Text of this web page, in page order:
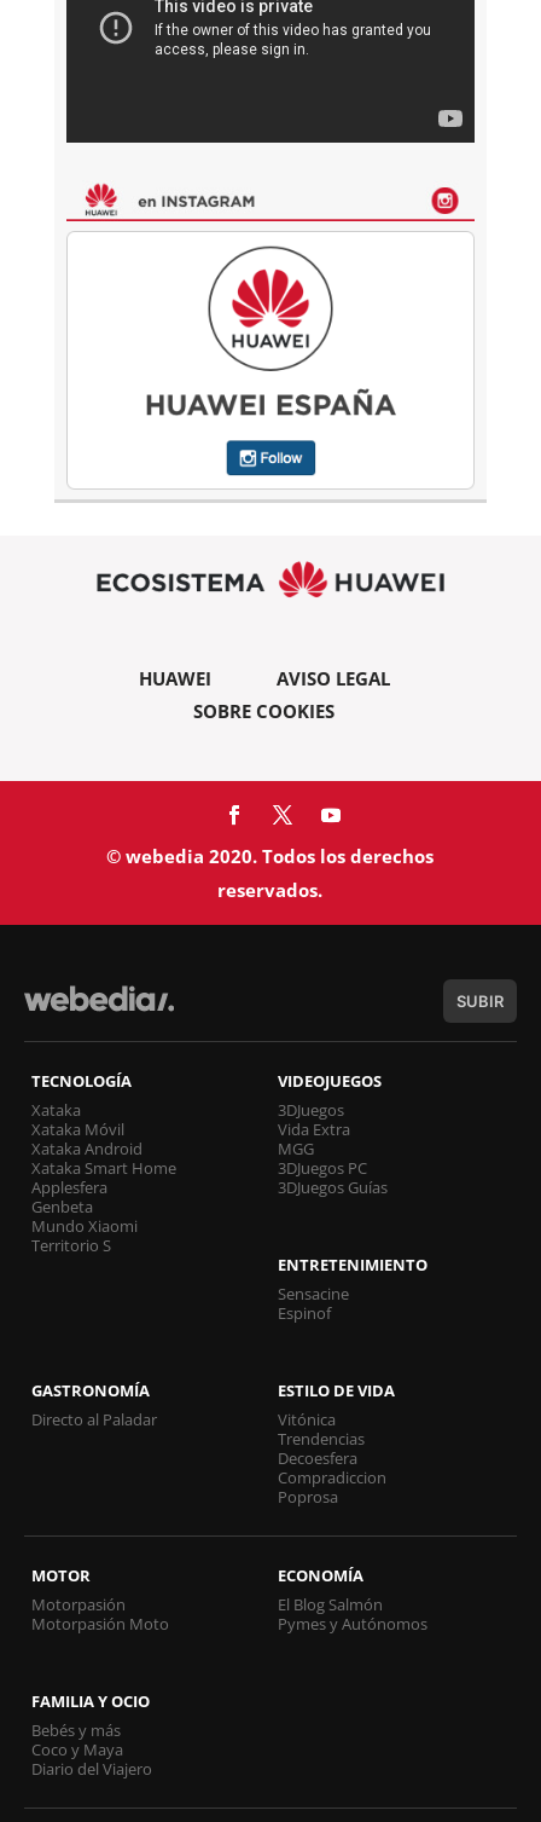
HUAWEI
AVISO LEGAL
SOBRE COOKIES
© webedia 2020. Todos los derechos
reservados.
SUBIR
TECNOLOGÍA
Xataka
Xataka Móvil
Xataka Android
Xataka Smart Home
Applesfera
Genbeta
Mundo Xiaomi
Territorio S
VIDEOJUEGOS
3DJuegos
Vida Extra
MGG
3DJuegos PC
3DJuegos Guías
ENTRETENIMIENTO
Sensacine
Espinof
GASTRONOMÍA
Directo al Paladar
ESTILO DE VIDA
Vitónica
Trendencias
Decoesfera
Compradiccion
Poprosa
MOTOR
Motorpasión
Motorpasión Moto
ECONOMÍA
El Blog Salmón
Pymes y Autónomos
FAMILIA Y OCIO
Bebés y más
Coco y Maya
Diario del Viajero